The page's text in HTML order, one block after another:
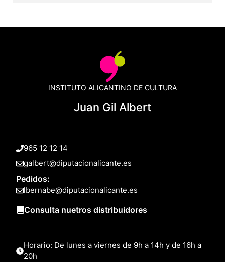
INSTITUTO ALICANTINO DE CULTURA
Juan Gil Albert
965 12 12 14
galbert@diputacionalicante.es
Pedidos:
lbernabe@diputacionalicante.es
Consulta nuetros distribuidores
Horario: De lunes a viernes de 9h a 14h y de 16h a
20h